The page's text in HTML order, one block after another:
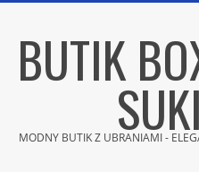
contentBUTIK
MODNY BUTIK Z UBRANIAMI -